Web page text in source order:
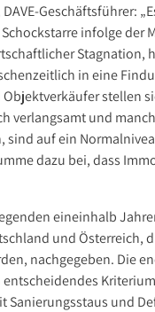
DAVE-Geschäftsführer:
infolge der
Stagnation,
in eine
stellen
verlangsamt und
sind auf ein
dazu bei, dass
eineinhalb
und Österreich,
nachgegeben. Die
Sanierungsstaus und